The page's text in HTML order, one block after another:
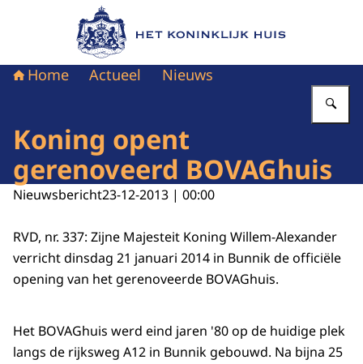
Naar de homepage van Het Koninklijk Huis
Home Actueel Nieuws
Koning opent
gerenoveerd BOVAGhuis
Nieuwsbericht23-12-2013 | 00:00
RVD, nr. 337: Zijne Majesteit Koning Willem-Alexander
verricht dinsdag 21 januari 2014 in Bunnik de officiële
opening van het gerenoveerde BOVAGhuis.
Het BOVAGhuis werd eind jaren '80 op de huidige plek
langs de rijksweg A12 in Bunnik gebouwd. Na bijna 25